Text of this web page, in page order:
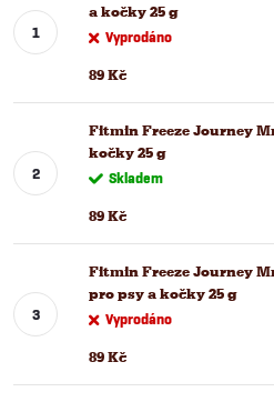
a kočky 25 g
Vyprodáno
89 Kč
Fitmin Freeze Journey
kočky 25 g
Skladem
89 Kč
Fitmin Freeze Journey
pro psy a kočky 25 g
Vyprodáno
89 Kč